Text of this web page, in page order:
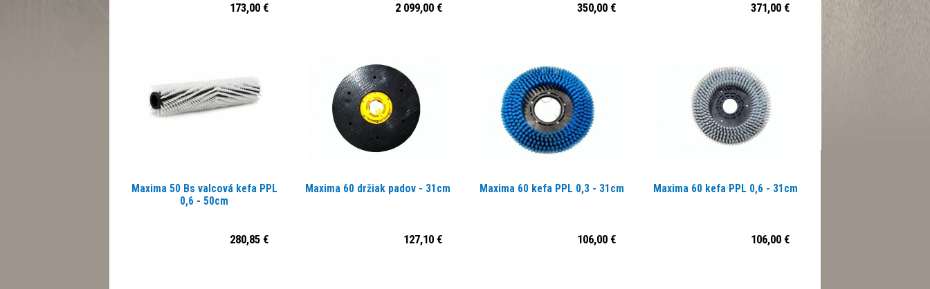
173,00 € 2 099,00 € 350,00 € 371,00 €
Maxima 50 Bs valcová kefa PPL
0,6 - 50cm
280,85 €
Maxima 60 držiak padov - 31cm
127,10 €
Maxima 60 kefa PPL 0,3 - 31cm
106,00 €
Maxima 60 kefa PPL 0,6 - 31cm
106,00 €